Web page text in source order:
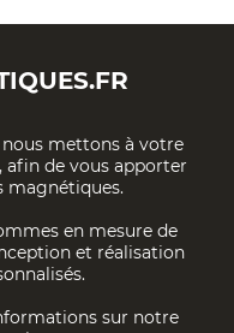
mettons à votre
afin de vous apporter
magnétiques.
en mesure de
et réalisation
sur notre